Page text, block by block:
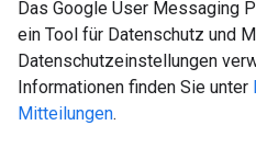
Das Google User Messaging
ein Tool für Datenschutz und
Datenschutzeinstellungen
Informationen finden Sie unter
Mitteilungen.